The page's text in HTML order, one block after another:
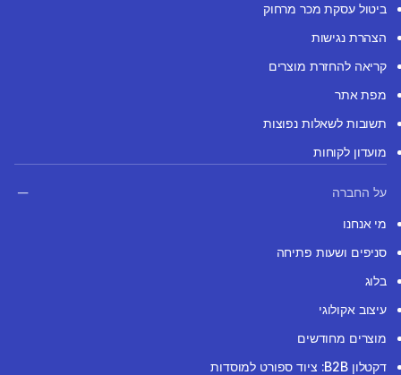
ביטול עסקת מכר מרחוק
הצהרת נגישות
קריאה להחזרת מוצרים
מפת אתר
תשובות לשאלות נפוצות
מועדון לקוחות
על החברה
מי אנחנו
סניפים ושעות פתיחה
בלוג
עיצוב אקולוגי
מוצרים מחודשים
דקטלון B2B: ציוד ספורט למוסדות